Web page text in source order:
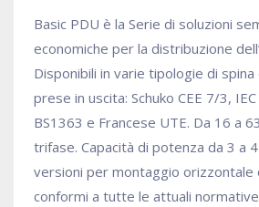
Basic PDU è la Serie di soluzioni
economiche per la distribuzione
Disponibili in varie tipologie di spina
prese in uscita: Schuko CEE 7/3,
BS1363 e Francese UTE. Da 16 a
trifase. Capacità di potenza da 3 a
versioni per montaggio orizzontale
conformi a tutte le attuali